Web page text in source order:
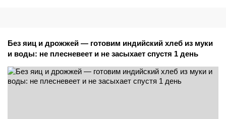
Без яиц и дрожжей — готовим индийский хлеб из муки
и воды: не плесневеет и не засыхает спустя 1 день